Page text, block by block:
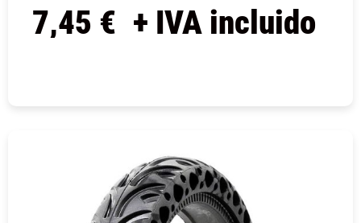
7,45 € + IVA incluido